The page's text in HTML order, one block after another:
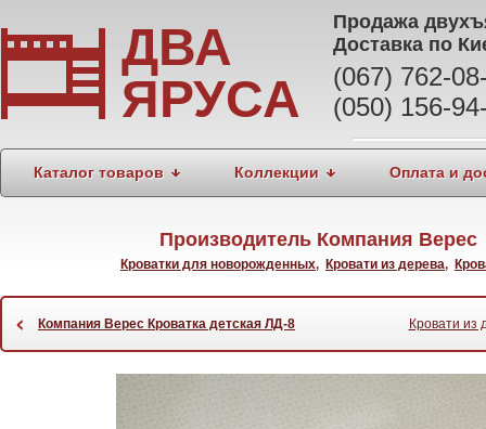
ДВА
ЯРУСА
Продажа
Доставка по
(067) 762-
(050) 156-
Каталог товаров Коллекции Оплата и
Производитель Компания
Кроватки для новорожденных, Кровати из дерева,
‹ Компания Верес Кроватка детская ЛД-8 Кровати из